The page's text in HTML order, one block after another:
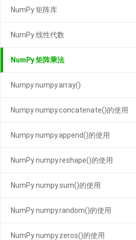
NumPy 矩阵库
NumPy 线性代数
NumPy 矩阵乘法
Numpy numpy.array()
Numpy numpy.concatenate()的使用
Numpy numpy.append()的使用
NumPy numpy.reshape()的使用
NumPy numpy.sum()的使用
NumPy numpy.random()的使用
NumPy numpy.zeros()的使用